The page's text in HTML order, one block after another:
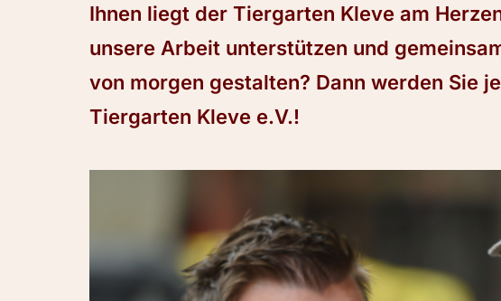
Ihnen liegt der Tiergarten Kleve am
unsere Arbeit unterstützen und
von morgen gestalten? Dann werden Sie
Tiergarten Kleve e.V.!